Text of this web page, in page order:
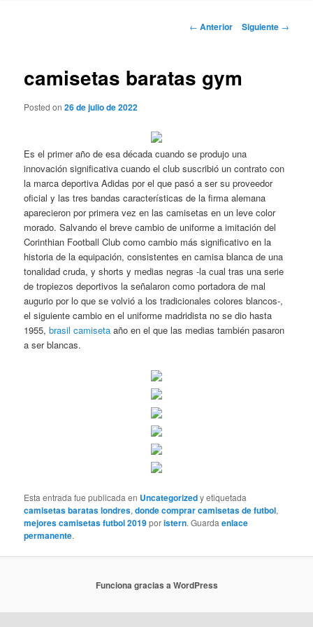
Navegación
← Anterior Siguiente →
camisetas baratas gym
Posted on26 de julio de 2022
Es el primer año de esa década cuando se produjo una
innovación significativa cuando el club suscribió un contrato con
la marca deportiva Adidas por el que pasó a ser su proveedor
oficial y las tres bandas características de la firma alemana
aparecieron por primera vez en las camisetas en un leve color
morado. Salvando el breve cambio de uniforme a imitación del
Corinthian Football Club como cambio más significativo en la
historia de la equipación, consistentes en camisa blanca de una
tonalidad cruda, y shorts y medias negras -la cual tras una serie
de tropiezos deportivos la señalaron como portadora de mal
augurio por lo que se volvió a los tradicionales colores blancos-,
el siguiente cambio en el uniforme madridista no se dio hasta
1955,brasil camiseta año en el que las medias también pasaron
a ser blancas.
Esta entrada fue publicada en Uncategorizedy etiquetada
camisetas baratas londres,donde comprar camisetas de futbol,
mejores camisetas futbol 2019poristern. Guardaenlace
permanente.
Funciona gracias a WordPress